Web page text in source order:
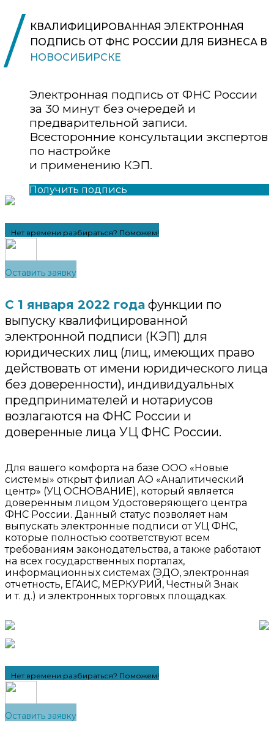
/
КВАЛИФИЦИРОВАННАЯ ЭЛЕКТРОННАЯ
ПОДПИСЬ ОТ ФНС РОССИИ ДЛЯ БИЗНЕСА В
НОВОСИБИРСКЕ
Электронная подпись от ФНС России
за 30 минут без очередей и
предварительной записи.
Всесторонние консультации экспертов
по настройке
и применению КЭП.
Получить подпись
Нет времени разбираться? Поможем!
Оставить заявку
C 1 января 2022 года функции по
выпуску квалифицированной
электронной подписи (КЭП) для
юридических лиц (лиц, имеющих право
действовать от имени юридического лица
без доверенности), индивидуальных
предпринимателей и нотариусов
возлагаются на ФНС России и
доверенные лица УЦ ФНС России.
Для вашего комфорта на базе ООО «Новые
системы» открыт филиал АО «Аналитический
центр» (УЦ ОСНОВАНИЕ), который является
доверенным лицом Удостоверяющего центра
ФНС России. Данный статус позволяет нам
выпускать электронные подписи от УЦ ФНС,
которые полностью соответствуют всем
требованиям законодательства, а также работают
на всех государственных порталах,
информационных системах (ЭДО, электронная
отчетность, ЕГАИС, МЕРКУРИЙ, Честный Знак
и т. д.) и электронных торговых площадках.
Нет времени разбираться? Поможем!
Оставить заявку